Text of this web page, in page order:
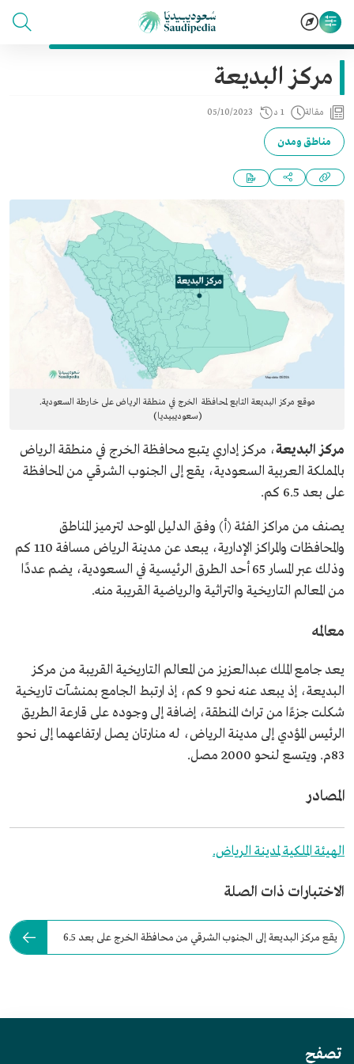
مركز البديعة
مقالة 1 د 05/10/2023
مناطق ومدن
موقع مركز البديعة التابع لمحافظة الخرج في منطقة الرياض على خارطة السعودية.
(سعوديبيديا)
مركز البديعة، مركز إداري يتبع محافظة الخرج في منطقة الرياض
بالمملكة العربية السعودية، يقع إلى الجنوب الشرقي من المحافظة
على بعد 6.5 كم.
يصنف من مراكز الفئة (أ) وفق الدليل الموحد لترميز المناطق
والمحافظات والمراكز الإدارية،
يبعد عن مدينة الرياض مسافة 110 كم
وذلك عبر المسار 65 أحد الطرق الرئيسية في السعودية، يضم عددًا
من المعالم التاريخية والتراثية والرياضية القريبة منه.
معالمه
يعد جامع الملك عبدالعزيز من المعالم التاريخية القريبة من مركز
البديعة، إذ يبعد عنه نحو 9 كم، إذ ارتبط الجامع بمنشآت تاريخية
شكلت جزءًا من تراث المنطقة، إضافة إلى وجوده على قارعة الطريق
الرئيس المؤدي إلى مدينة الرياض، له منارتان يصل ارتفاعهما إلى نحو
83م. ويتسع لنحو 2000 مصل.
المصادر
الهيئة الملكية لمدينة الرياض.
الاختبارات ذات الصلة
يقع مركز البديعة إلى الجنوب الشرقي من محافظة الخرج على بعد 6.5
تصفح